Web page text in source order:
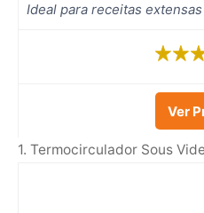
Ideal para receitas extensas
Ver
1. Termocirculador Sous